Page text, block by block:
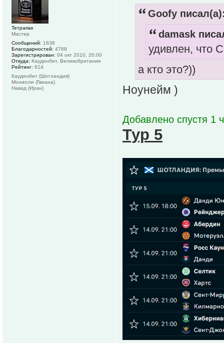
Goofy
damask
удивлен, что
а кто это?))
Ноунейм )
Добавлено спустя 1
Тур 5
Тетрапак
Мастер
Сообщений: 1838
Благодарностей: 4768
Зарегистрирован: 04 окт 2010, 20:00
Откуда: Кауденбит, Великобритания
Рейтинг: 614
Кауденбит (Шотландия)
Монжоли (Гвиана)
Навад (Иран)